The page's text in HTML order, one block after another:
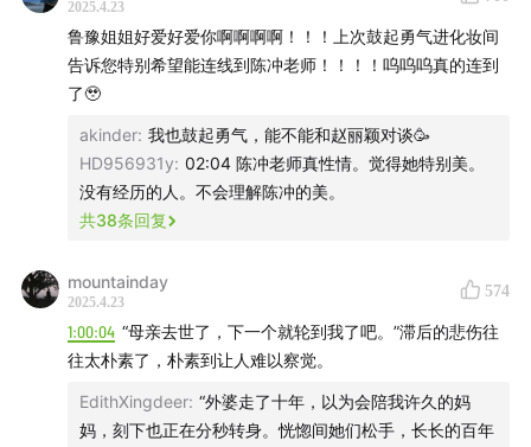
演员陈冲身着GIADA Andi风衣
2025.4.23
鲁豫姐姐好爱好爱你啊啊啊啊！！！上次鼓起勇气进化妆间
告诉您特别希望能连线到陈冲老师！！！！呜呜呜真的连到
了🥹
akinder: 我也鼓起勇气，能不能和赵丽颖对谈🥳
HD956931y: 02:04 陈冲老师真性情。觉得她特别美。
没有经历的人。不会理解陈冲的美。
共38条回复
mountainday
2025.4.23
574
1:00:04
往太朴素了，朴素到让人难以察觉。
EdithXingdeer: “外婆走了十年，以为会陪我许久的妈
妈，刻下也正在分秒转身。恍惚间她们松手，长长的百年